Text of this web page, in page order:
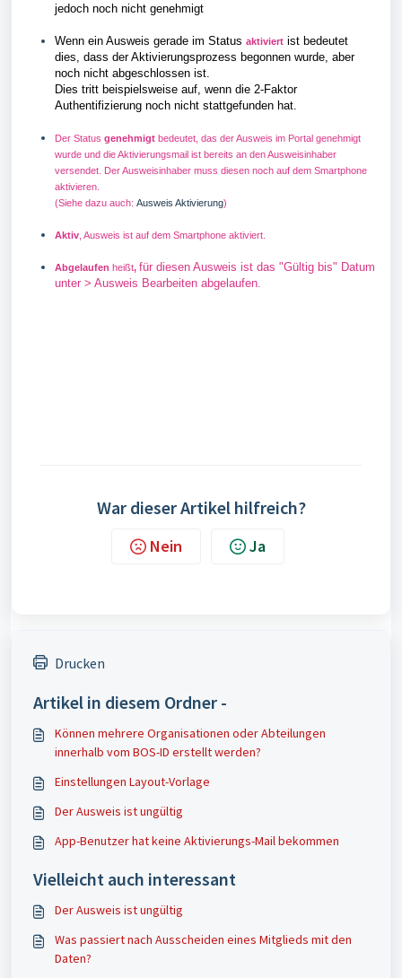
jedoch noch nicht genehmigt
Wenn ein Ausweis gerade im Status aktiviert ist bedeutet
dies, dass der Aktivierungsprozess begonnen wurde, aber
noch nicht abgeschlossen ist.
Dies tritt beispielsweise auf, wenn die 2-Faktor
Authentifizierung noch nicht stattgefunden hat.
Der Status genehmigt bedeutet, das der Ausweis im Portal genehmigt
wurde und die Aktivierungsmail ist bereits an den Ausweisinhaber
versendet. Der Ausweisinhaber muss diesen noch auf dem Smartphone
aktivieren.
(Siehe dazu auch: Ausweis Aktivierung)
Aktiv , Ausweis ist auf dem Smartphone aktiviert.
Abgelaufen heißt, für diesen Ausweis ist das "Gültig bis" Datum
unter > Ausweis Bearbeiten abgelaufen.
War dieser Artikel hilfreich?
Nein Ja
Drucken
Artikel in diesem Ordner -
Können mehrere Organisationen oder Abteilungen
innerhalb vom BOS-ID erstellt werden?
Einstellungen Layout-Vorlage
Der Ausweis ist ungültig
App-Benutzer hat keine Aktivierungs-Mail bekommen
Vielleicht auch interessant
Der Ausweis ist ungültig
Was passiert nach Ausscheiden eines Mitglieds mit den
Daten?